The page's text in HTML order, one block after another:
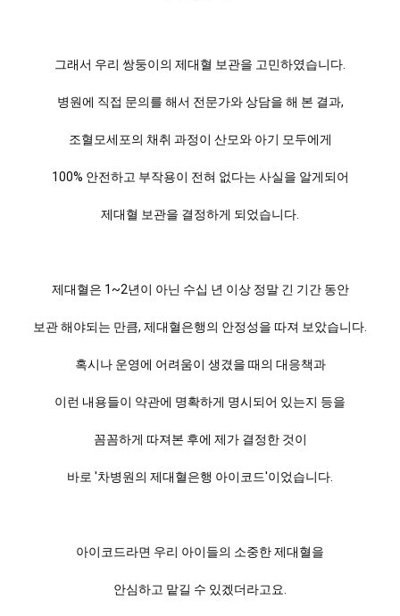
그래서 우리 쌍둥이의 제대혈 보관을 고민하였습니다.
병원에 직접 문의를 해서 전문가와 상담을 해 본 결과,
조혈모세포의 채취 과정이 산모와 아기 모두에게
100% 안전하고 부작용이 전혀 없다는 사실을 알게되어
제대혈 보관을 결정하게 되었습니다.
제대혈은 1~2년이 아닌 수십 년 이상 정말 긴 기간 동안
보관 해야되는 만큼, 제대혈은행의 안정성을 따져 보았습니다.
혹시나 운영에 어려움이 생겼을 때의 대응책과
이런 내용들이 약관에 명확하게 명시되어 있는지 등을
꼼꼼하게 따져본 후에 제가 결정한 것이
바로 '차병원의 제대혈은행 아이코드'이었습니다.
아이코드라면 우리 아이들의 소중한 제대혈을
안심하고 맡길 수 있겠더라고요.